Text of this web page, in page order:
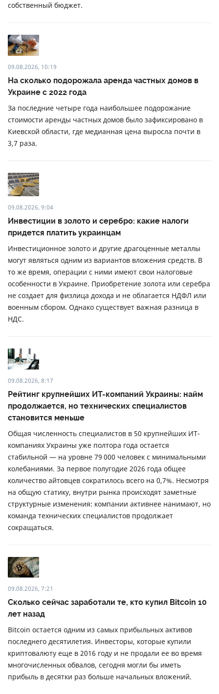
собственный бюджет.
09.08.2026, 10:19
На сколько подорожала аренда частных домов в
Украине с 2022 года
За последние четыре года наибольшее подорожание
стоимости аренды частных домов было зафиксировано в
Киевской области, где медианная цена выросла почти в
3,7 раза.
09.08.2026, 9:04
Инвестиции в золото и серебро: какие налоги
придется платить украинцам
Инвестиционное золото и другие драгоценные металлы
могут являться одним из вариантов вложения средств. В
то же время, операции с ними имеют свои налоговые
особенности в Украине. Приобретение золота или серебра
не создает для физлица дохода и не облагается НДФЛ или
военным сбором. Однако существует важная разница в
НДС.
09.08.2026, 8:17
Рейтинг крупнейших ИТ-компаний Украины: найм
продолжается, но технических специалистов
становится меньше
Общая численность специалистов в 50 крупнейших ИТ-
компаниях Украины уже полтора года остается
стабильной — на уровне 79 000 человек с минимальными
колебаниями. За первое полугодие 2026 года общее
количество айтовцев сократилось всего на 0,7%. Несмотря
на общую статику, внутри рынка происходят заметные
структурные изменения: компании активнее нанимают, но
команда технических специалистов продолжает
сокращаться.
09.08.2026, 7:21
Сколько сейчас заработали те, кто купил Bitcoin 10
лет назад
Bitcoin остается одним из самых прибыльных активов
последнего десятилетия. Инвесторы, которые купили
криптовалюту еще в 2016 году и не продали ее во время
многочисленных обвалов, сегодня могли бы иметь
прибыль в десятки раз больше начальных вложений.